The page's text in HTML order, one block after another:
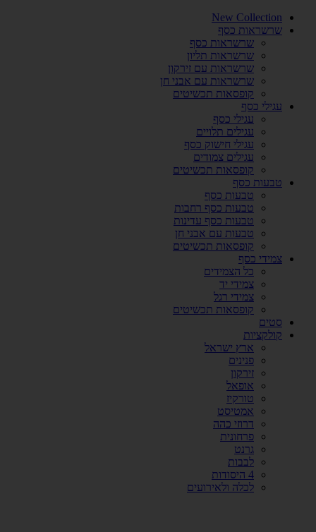
New Collection
שרשראות כסף
שרשראות כסף
שרשראות תליון
שרשראות עם זירקון
שרשראות עם אבני חן
קופסאות תכשיטים
עגילי כסף
עגילי כסף
עגילים תלויים
עגילי חישוק כסף
עגילים צמודים
קופסאות תכשיטים
טבעות כסף
טבעות כסף
טבעות כסף רחבות
טבעות כסף עדינות
טבעות עם אבני חן
קופסאות תכשיטים
צמידי כסף
כל הצמידים
צמידי יד
צמידי רגל
קופסאות תכשיטים
סטים
קולקציות
ארץ ישראל
פנינים
זירקון
אופאל
טורקיז
אמטיסט
דרוזי כהה
פרחונית
גרנט
לבבות
4 היסודות
לכלה ולאירועים